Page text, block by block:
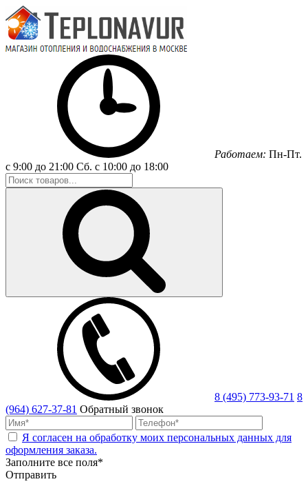
Работаем: Пн-Пт.
с 9:00 до 21:00 Сб. с 10:00 до 18:00
8 (495) 773-93-71 8
(964) 627-37-81 Обратный звонок
Я согласен на обработку моих персональных данных для
оформления заказа.
Заполните все поля*
Отправить